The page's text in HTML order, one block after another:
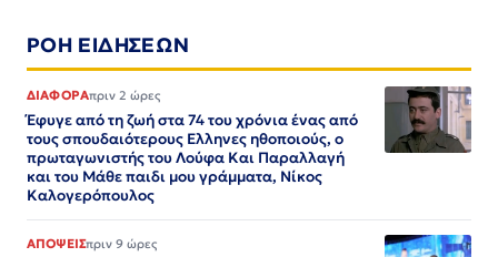
ΡΟΗ ΕΙΔΗΣΕΩΝ
ΔΙΑΦΟΡΑπριν 2 ώρες
Έφυγε από τη ζωή στα 74 του χρόνια ένας από
τους σπουδαιότερους Ελληνες ηθοποιούς, ο
πρωταγωνιστής του Λούφα Και Παραλλαγή
και του Μάθε παιδι μου γράμματα, Νίκος
Καλογερόπουλος
ΑΠΟΨΕΙΣπριν 9 ώρες